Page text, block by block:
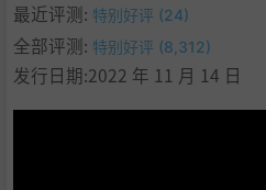
最近评测: 特别好评 (24)
全部评测: 特别好评 (8,312)
发行日期:2022 年 11 月 14 日